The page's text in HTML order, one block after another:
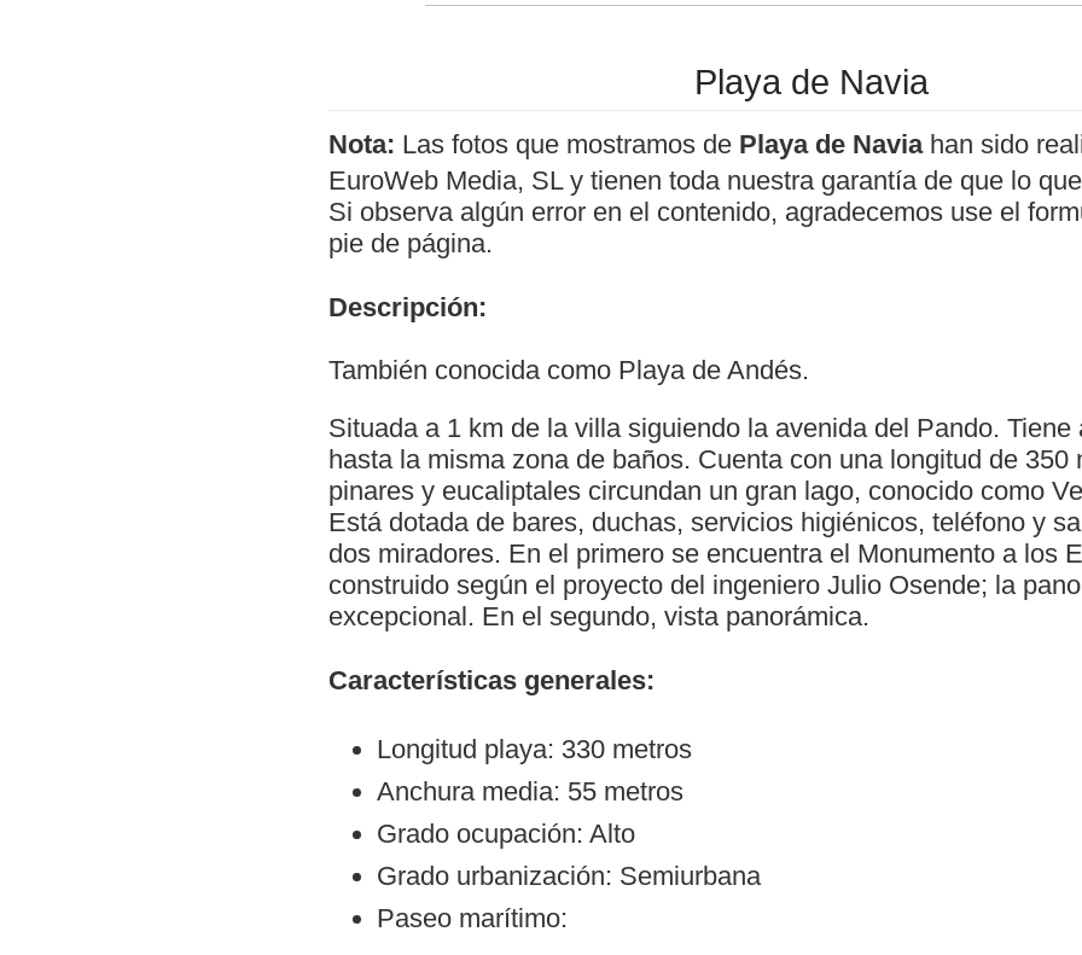
Playa de Navia
Nota: Las fotos que mostramos de Playa de Naviahan sido
EuroWeb Media, SL y tienen toda nuestra garantía de que lo
Si observa algún error en el contenido, agradecemos use el
pie de página.
Descripción:
También conocida como Playa de Andés.
Situada a 1 km de la villa siguiendo la avenida del Pando. Tiene
hasta la misma zona de baños. Cuenta con una longitud de 350
pinares y eucaliptales circundan un gran lago, conocido como
Está dotada de bares, duchas, servicios higiénicos, teléfono y
dos miradores. En el primero se encuentra el Monumento a los
construido según el proyecto del ingeniero Julio Osende; la
excepcional. En el segundo, vista panorámica.
Características generales:
Longitud playa: 330 metros
Anchura media: 55 metros
Grado ocupación: Alto
Grado urbanización: Semiurbana
Paseo marítimo: